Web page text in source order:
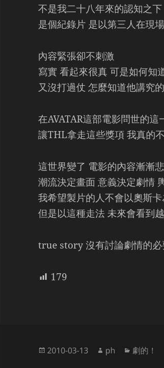
不是我二十八年來的認知之
是個紀錄片 是以第三人在現
內容緊張卻不刺激
寫實 看起來很真 可是如何知
又沒打過仗 怎麼知道他講究
在AVATAR這部電影問世的這
讓THL拿走這些獎項 我真的
這世界變了 電影的內容漸漸
潮流決定畫面 意義決定劇情
我希望製片的人不會以奧斯
但是以這種走法 未來會看到
true story 沒有討論劇情的必
179
Posted
2010-03-13 Author
ph 劇的！